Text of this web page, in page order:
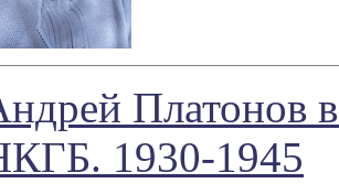
1930-1945